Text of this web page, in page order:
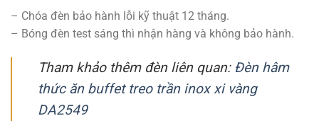
– Chóa đèn bảo hành lỗi kỹ thuật 12 tháng.
– Bóng đèn test sáng thì nhận hàng và không bảo hành.
Tham khảo thêm đèn liên quan: Đèn hâm
thức ăn buffet treo trần inox xi vàng
DA2549